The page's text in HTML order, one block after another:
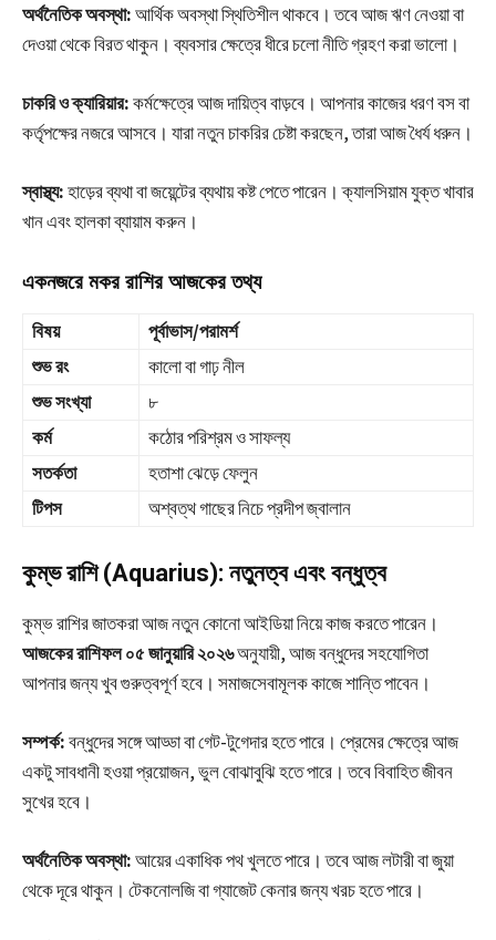
অর্থনৈতিক অবস্থা:আর্থিক অবস্থা স্থিতিশীল থাকবে। তবে আজ ঋণ নেওয়া বা
দেওয়া থেকে বিরত থাকুন। ব্যবসার ক্ষেত্রে ধীরে চলো নীতি গ্রহণ করা ভালো।
চাকরি ও ক্যারিয়ার:কর্মক্ষেত্রে আজ দায়িত্ব বাড়বে। আপনার কাজের ধরণ বস বা
কর্তৃপক্ষের নজরে আসবে। যারা নতুন চাকরির চেষ্টা করছেন, তারা আজ ধৈর্য ধরুন।
স্বাস্থ্য:হাড়ের ব্যথা বা জয়েন্টের ব্যথায় কষ্ট পেতে পারেন। ক্যালসিয়াম যুক্ত খাবার
খান এবং হালকা ব্যায়াম করুন।
একনজরে মকর রাশির আজকের তথ্য
বিষয়
পূর্বাভাস/পরামর্শ
শুভ রং
কালো বা গাঢ় নীল
শুভ সংখ্যা
৮
কর্ম
কঠোর পরিশ্রম ও সাফল্য
সতর্কতা
হতাশা ঝেড়ে ফেলুন
টিপস
অশ্বত্থ গাছের নিচে প্রদীপ জ্বালান
কুম্ভ রাশি (Aquarius): নতুনত্ব এবং বন্ধুত্ব
কুম্ভ রাশির জাতকরা আজ নতুন কোনো আইডিয়া নিয়ে কাজ করতে পারেন।
আজকের রাশিফল ০৫ জানুয়ারি ২০২৬অনুযায়ী, আজ বন্ধুদের সহযোগিতা
আপনার জন্য খুব গুরুত্বপূর্ণ হবে। সমাজসেবামূলক কাজে শান্তি পাবেন।
সম্পর্ক:বন্ধুদের সঙ্গে আড্ডা বা গেট-টুগেদার হতে পারে। প্রেমের ক্ষেত্রে আজ
একটু সাবধানী হওয়া প্রয়োজন, ভুল বোঝাবুঝি হতে পারে। তবে বিবাহিত জীবন
সুখের হবে।
অর্থনৈতিক অবস্থা:আয়ের একাধিক পথ খুলতে পারে। তবে আজ লটারী বা জুয়া
থেকে দূরে থাকুন। টেকনোলজি বা গ্যাজেট কেনার জন্য খরচ হতে পারে।